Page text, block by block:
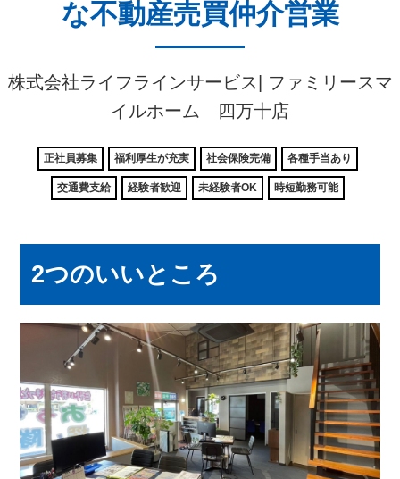
な不動産売買仲介営業
株式会社ライフラインサービス| ファミリースマ
イルホーム 四万十店
正社員募集 福利厚生が充実 社会保険完備 各種手当あり
交通費支給 経験者歓迎 未経験者OK 時短勤務可能
2つのいいところ